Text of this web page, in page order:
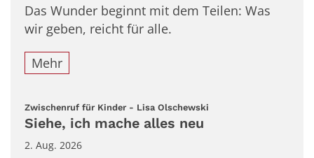
Das Wunder beginnt mit dem Teilen: Was
wir geben, reicht für alle.
Mehr
Zwischenruf für Kinder - Lisa Olschewski
Siehe, ich mache alles neu
2. Aug. 2026